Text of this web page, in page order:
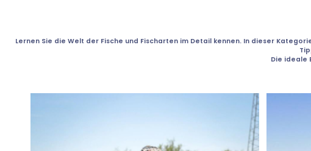
Lernen Sie die Welt der Fische und Fischarten im Detail kennen. In dieser
Die ideale